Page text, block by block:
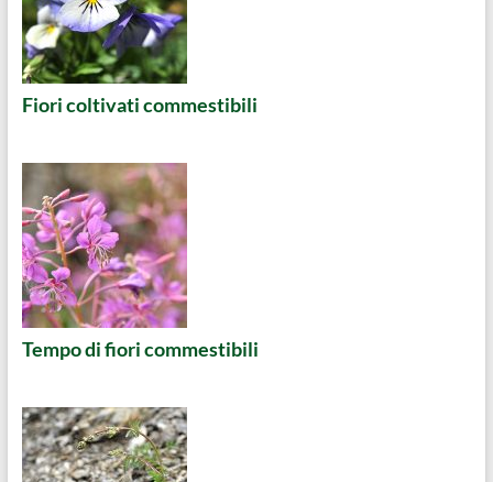
Fiori coltivati commestibili
Tempo di fiori commestibili